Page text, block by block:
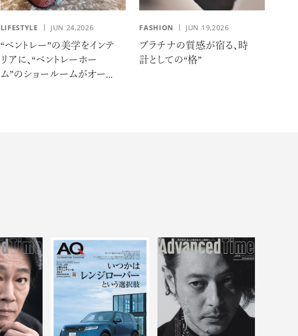
LIFESTYLE JUN 24,2026
“ベントレー”の美学をインテ
リアに、“ベントレーホー
ム”のショールームがオープ
FASHION JUN 19,2026
プラチナの質感が宿る、時
計としての“格”